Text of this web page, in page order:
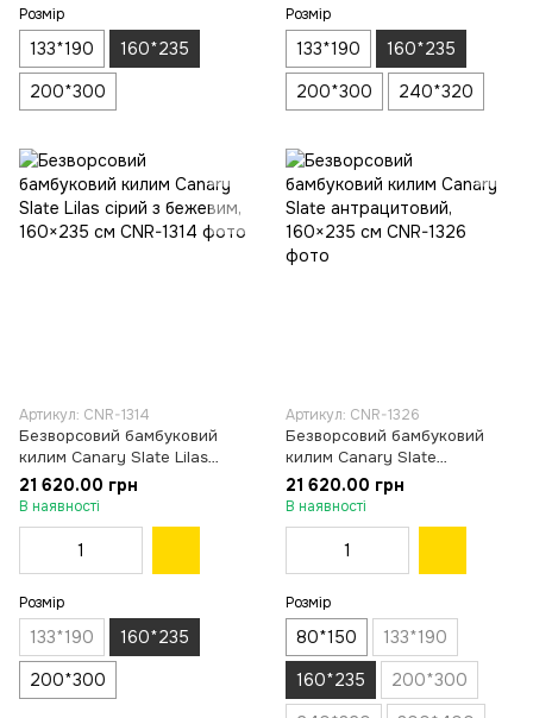
Розмір
133*190
160*235
200*300
Розмір
133*190
160*235
200*300
240*320
Артикул: CNR-1314
Безворсовий бамбуковий
килим Canary Slate Lilas
сірий з бежевим, 160×235 см
21 620.00 грн
В наявності
Розмір
133*190
160*235
200*300
Артикул: CNR-1326
Безворсовий бамбуковий
килим Canary Slate
антрацитовий, 160×235 см
21 620.00 грн
В наявності
Розмір
80*150
133*190
160*235
200*300